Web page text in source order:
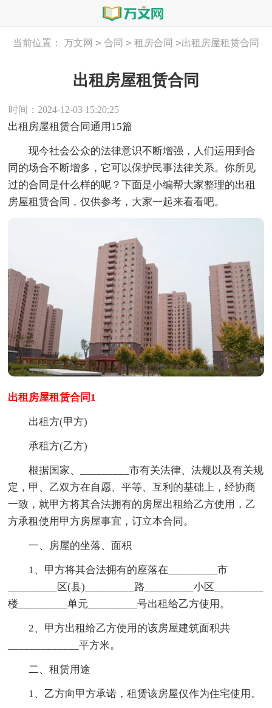
当前位置： 万文网 > 合同 > 租房合同 >出租房屋租赁合同
出租房屋租赁合同
时间：2024-12-03 15:20:25
出租房屋租赁合同通用15篇
现今社会公众的法律意识不断增强，人们运用到合
同的场合不断增多，它可以保护民事法律关系。你所见
过的合同是什么样的呢？下面是小编帮大家整理的出租
房屋租赁合同，仅供参考，大家一起来看看吧。
出租房屋租赁合同1
出租方(甲方)
承租方(乙方)
根据国家、_________市有关法律、法规以及有关规
定，甲、乙双方在自愿、平等、互利的基础上，经协商
一致，就甲方将其合法拥有的房屋出租给乙方使用，乙
方承租使用甲方房屋事宜，订立本合同。
一、房屋的坐落、面积
1、甲方将其合法拥有的座落在_________市
_________区(县)_________路_________小区_________
楼_________单元_________号出租给乙方使用。
2、甲方出租给乙方使用的该房屋建筑面积共
_____________平方米。
二、租赁用途
1、乙方向甲方承诺，租赁该房屋仅作为住宅使用。